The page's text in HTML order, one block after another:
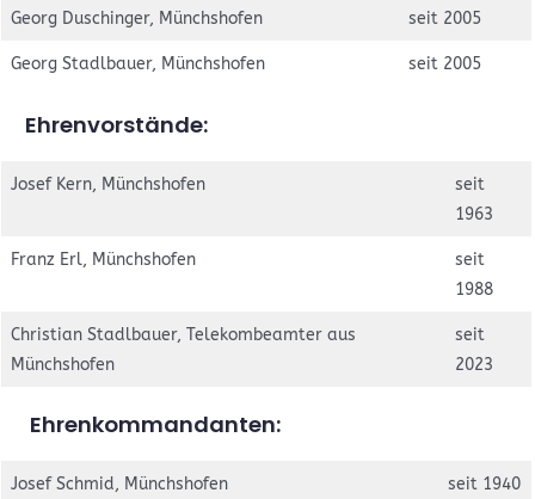
Georg Duschinger, Münchshofen seit 2005
Georg Stadlbauer, Münchshofen seit 2005
Ehrenvorstände:
Josef Kern, Münchshofen
seit
1963
Franz Erl, Münchshofen
seit
1988
Christian Stadlbauer, Telekombeamter aus
Münchshofen
seit
2023
Ehrenkommandanten:
Josef Schmid, Münchshofen seit 1940